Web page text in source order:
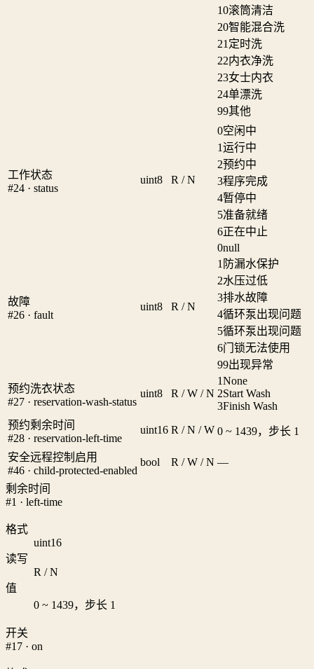
10滚筒清洁
20智能混合洗
21 定时洗
22内衣净洗
23女士内衣
24单漂洗
99其他
工作状态
#24 · status
uint8 R / N
0空闲中
1运行中
2预约中
3程序完成
4暂停中
5准备就绪
6正在中止
故障
#26 · fault
uint8 R / N
0null
1 防漏水保护
2水压过低
3排水故障
4循环泵出现问题
5循环泵出现问题
6门锁无法使用
99出现异常
预约洗衣状态
#27 · reservation-wash-status
uint8 R / W / N
1None
2Start Wash
3Finish Wash
预约剩余时间
#28 · reservation-left-time
uint16 R / N / W 0 ~ 1439，步长 1
安全远程控制启用
#46 · child-protected-enabled
bool R / W / N —
剩余时间
#1 · left-time
格式
uint16
读写
R / N
值
0 ~ 1439，步长 1
开关
#17 · on